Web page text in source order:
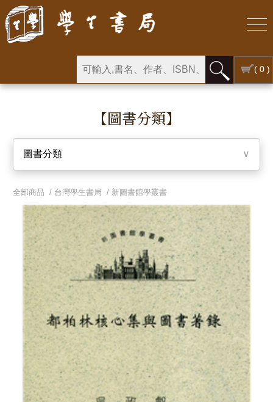
( 0 )
【圖書分類】
圖書分類 ∨
全部商品 / 台灣學生書局 / 新圖書館學叢書